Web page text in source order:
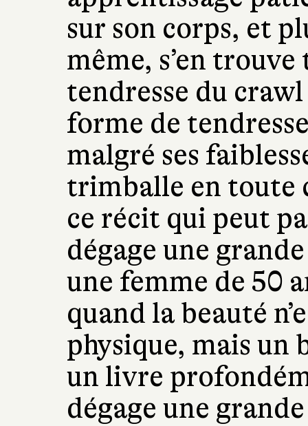
sur son corps, et
même, s’en
tendresse du
forme de
malgré ses
trimballe en toute
ce récit qui peut
dégage une
une femme de 50
quand la beauté
physique, mais un
un livre
dégage une